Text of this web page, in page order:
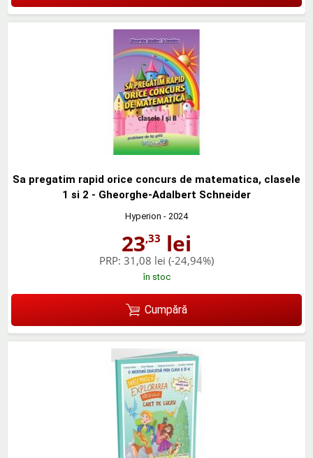
Sa pregatim rapid orice concurs de matematica, clasele
1 si 2 - Gheorghe-Adalbert Schneider
Hyperion - 2024
23,33 lei
PRP: 31,08 lei (-24,94%)
în stoc
Cumpără